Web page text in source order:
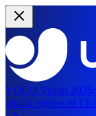
YOLO Vision 2026:
visión regresa el 13